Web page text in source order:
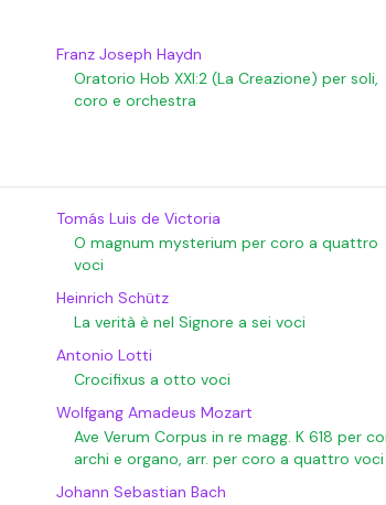
Franz Joseph Haydn
Oratorio Hob XXI:2 (La Creazione) per soli,
coro e orchestra
Tomás Luis de Victoria
O magnum mysterium per coro a quattro
voci
Heinrich Schütz
La verità è nel Signore a sei voci
Antonio Lotti
Crocifixus a otto voci
Wolfgang Amadeus Mozart
Ave Verum Corpus in re magg. K 618 per
archi e organo, arr. per coro a quattro voci
Johann Sebastian Bach